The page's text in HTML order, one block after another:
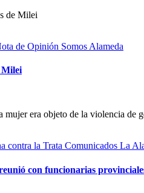
de Milei
de Opinión Somos Alameda
Milei
mujer era objeto de la violencia
contra la Trata Comunicados La
con funcionarias